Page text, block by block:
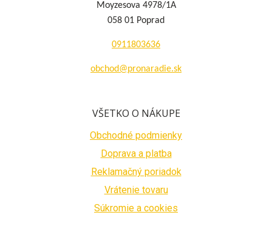
Moyzesova 4978/1A
058 01 Poprad
0911803636
obchod@pronaradie.sk
VŠETKO O NÁKUPE
Obchodné podmienky
Doprava a platba
Reklamačný poriadok
Vrátenie tovaru
Súkromie a cookies